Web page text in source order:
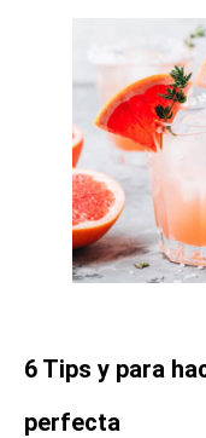
6 Tips y para
perfecta